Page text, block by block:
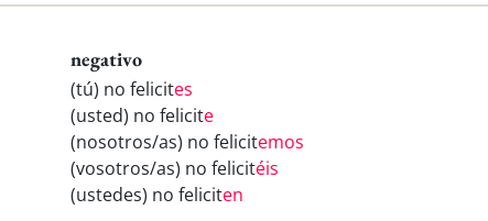
negativo
(tú) no felicites
(usted) no felicite
(nosotros/as) no felicitemos
(vosotros/as) no felicitéis
(ustedes) no feliciten